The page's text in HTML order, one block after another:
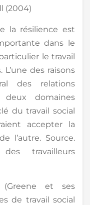
(2004)
la résilience est
dans le
le travail
des raisons
des relations
deux domaines
du travail social
accepter la
l’autre. Source.
travailleurs
et ses
de travail social